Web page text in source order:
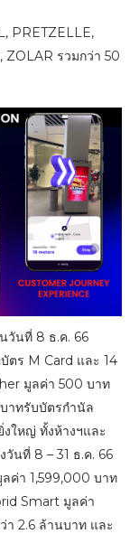
PRETZELLE,
ZOLAR รวมกว่า 50
วันที่ 8 ธ.ค. 66
ตร M Card และ 14
มูลค่า 500 บาท
าทรับบัตรกำนัล
ใหญ่ ทั้งห้างฯและ
นที่ 8 – 31 ธ.ค. 66
ค่า 1,599,000 บาท
Smart มูลค่า
า 2.6 ล้านบาท และ